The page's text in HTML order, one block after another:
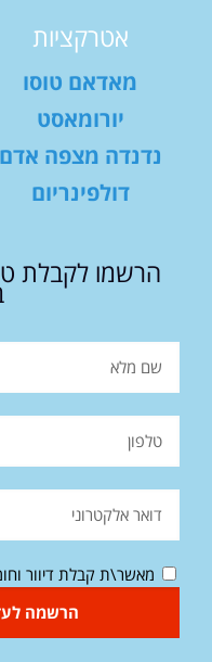
אטרקציות
מאדאם טוסו
יורומאסט
נדנדה מצפה אדם
דולפינריום
הרשמו לקבלת
מאשר\ת קבלת דיוור
הרשמה